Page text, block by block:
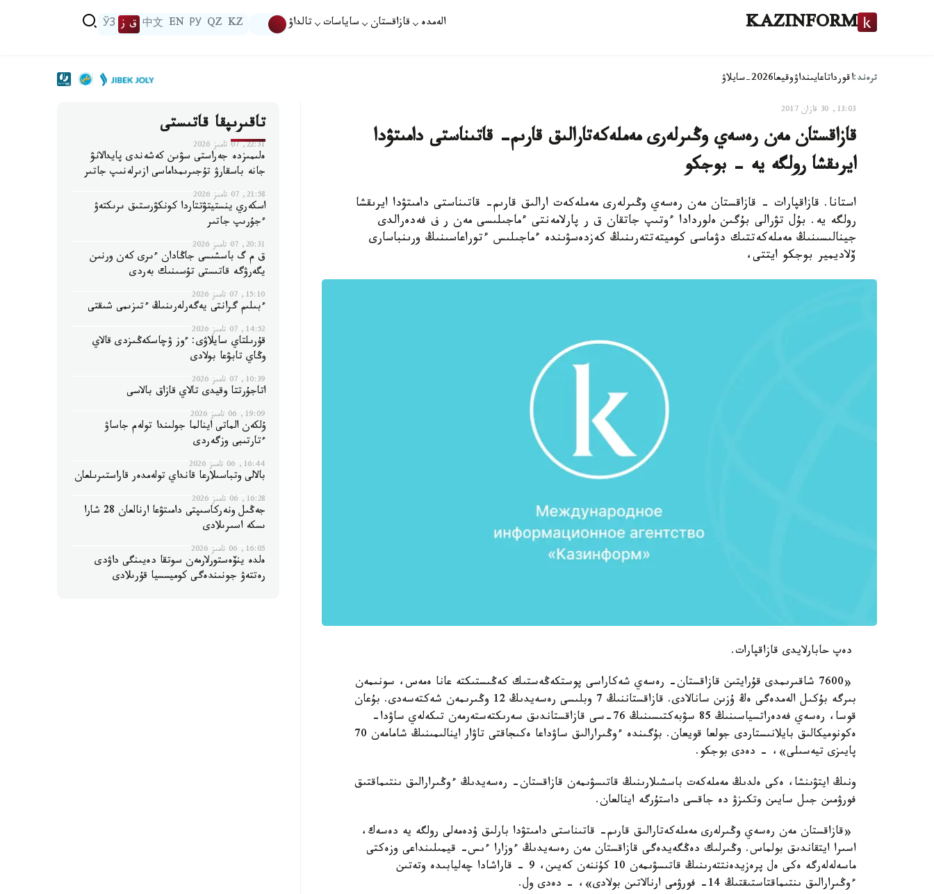
KAZINFORM الەمدە قازاقستان ساياسات تالداۋ KZ
QZ
РУ
EN
中文 ق ز ЎЗ
ترەند:اقورداتاعايىنداۋوقيعا2026-سايلاۋ
13:03, 30 قازان 2017
قازاقستان مەن رەسەي وڭىرلەرى مەملەكەتارالىق قارىم- قاتىناستى دامىتۋدا
ايرىقشا رولگە يە - بوجكو
استانا. قازاقپارات - قازاقستان مەن رەسەي وڭىرلەرى مەملەكەت ارالىق قارىم- قاتىناستى دامىتۋدا ايرىقشا
رولگە يە. بۇل تۋرالى بۇگىن ەلوردادا ءوتىپ جاتقان ق ر پارلامەنتى ءماجىلىسى مەن ر ف فەدەرالدى
جينالىسىنىڭ مەملەكەتتىك دۋماسى كوميتەتتەرىنىڭ كەزدەسۋىندە ءماجىلىس ءتوراعاسىنىڭ ورىنباسارى
ۆلاديمير بوجكو ايتتى،
دەپ حابارلايدى قازاقپارات.
«7600 شاقىرىمدى قۇرايتىن قازاقستان- رەسەي شەكاراسى پوستكەڭەستىك كەڭىستىكتە عانا ەمەس، سونىمەن
بىرگە بۇكىل الەمدەگى ەڭ ۇزىن سانالادى. قازاقستاننىڭ 7 وبلىسى رەسەيدىڭ 12 وڭىرىمەن شەكتەسەدى. بۇعان
قوسا، رەسەي فەدەراتسياسىنىڭ 85 سۋبەكتىسىنىڭ 76-سى قازاقستاندىق سەرىكتەستەرمەن تىكەلەي ساۋدا-
ەكونوميكالىق بايلانىستاردى جولعا قويعان. بۇگىندە ءوڭىرارالىق ساۋداعا ەكىجاقتى تاۋار اينالىمىنىڭ شامامەن 70
پايىزى تيەسىلى»، - دەدى بوجكو.
ونىڭ ايتۋىنشا، ەكى ەلدىڭ مەملەكەت باسشىلارىنىڭ قاتىسۋىمەن قازاقستان- رەسەيدىڭ ءوڭىرارالىق ىنتىماقتىق
فورۋمىن جىل سايىن وتكىزۋ دە جاقسى داستۇرگە اينالعان.
«قازاقستان مەن رەسەي وڭىرلەرى مەملەكەتارالىق قارىم- قاتىناستى دامىتۋدا بارلىق ۇدەمەلى رولگە يە دەسەك،
اسىرا ايتقاندىق بولماس. وڭىرلىك دەڭگەيدەگى قازاقستان مەن رەسەيدىڭ ءوزارا ءىس- قيمىلىنداعى وزەكتى
ماسەلەلەرگە ەكى ەل پرەزيدەنتتەرىنىڭ قاتىسۋىمەن 10 كۇننەن كەيىن، 9 - قاراشادا چەليابىدە وتەتىن
ءوڭىرارالىق ىنتىماقتاستىقتىڭ 14- فورۋمى ارنالاتىن بولادى»، - دەدى ول.
تاقىرىپقا قاتىستى
22:31, 07 تامىز 2026
ەلىمىزدە جەراستى سۋىن كەشەندى پايدالانۋ
جانە باسقارۋ تۇجىرىمداماسى ازىرلەنىپ جاتىر
21:58, 07 تامىز 2026
اسكەري ينستيتۋتتاردا كونكۋرستىق ىرىكتەۋ
ءجۇرىپ جاتىر
20:31, 07 تامىز 2026
ق م گ باسشىسى جاڭادان ءىرى كەن ورنىن
يگەرۋگە قاتىستى تۇسىنىك بەردى
15:10, 07 تامىز 2026
ءبىلىم گرانتى يەگەرلەرىنىڭ ءتىزىمى شىقتى
14:52, 07 تامىز 2026
قۇرىلتاي سايلاۋى: ءوز ۋچاسكەڭىزدى قالاي
وڭاي تابۋعا بولادى
10:39, 07 تامىز 2026
اتاجۇرتتا وقيدى تالاي قازاق بالاسى
19:09, 06 تامىز 2026
ۇلكەن الماتى اينالما جولىندا تولەم جاساۋ
ءتارتىبى وزگەردى
16:44, 06 تامىز 2026
بالالى وتباسىلارعا قانداي تولەمدەر قاراستىرىلعان
16:28, 06 تامىز 2026
جەڭىل ونەركاسىپتى دامىتۋعا ارنالعان 28 شارا
ىسكە اسىرىلادى
16:05, 06 تامىز 2026
ەلدە ينۆەستورلارمەن سوتقا دەيىنگى داۋدى
رەتتەۋ جونىندەگى كوميسسيا قۇرىلادى